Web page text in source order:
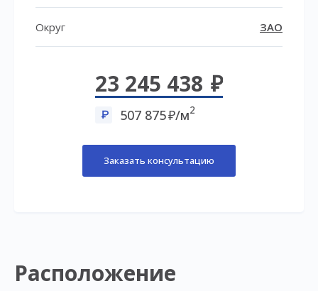
Округ ЗАО
23 245 438
507 875 /м2
Заказать консультацию
Расположение